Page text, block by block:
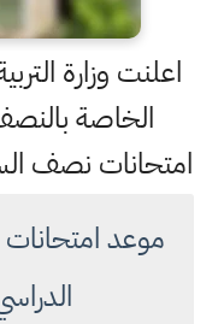
اعلنت وزارة
امتحانات نصف
موعد امتحانات
الدراسي 2022 -